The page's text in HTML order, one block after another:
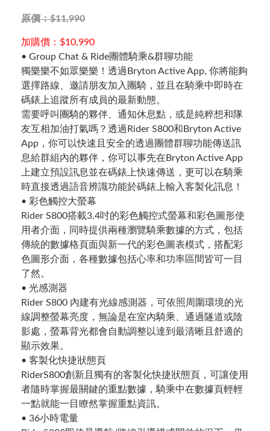
原價：$11,990
加購價：$10,990
• Group Chat & Ride團體騎乘&群聊功能
獨樂樂不如眾樂樂！透過Bryton Active App, 你將能夠
選擇路線、邀請朋友加入團騎，並且在騎乘中即時在
碼錶上追蹤所有成員的最新動態。
需要呼叫團騎的夥伴、通知休息點，或是純粹想和隊
友互相加油打氣嗎？透過Rider S800和Bryton Active
App，你可以快速且安全的透過團體群聊功能傳送訊
息給群組內的夥伴，你可以事先在Bryton Active App
上建立預設訊息並在碼錶上快速傳送，更可以在騎乘
時直接透過語音辨識功能於碼錶上輸入客製化訊息！
• 彩色觸控大螢幕
Rider S800搭載3.4吋的彩色觸控式螢幕和彩色圖形使
用者介面，同時提供兩種瀏覽騎乘數據的方式，包括
傳統的數據格頁面與新一代的彩色圖表模式，搭配彩
色圖形介面，各種數據包括心率和功率區間皆可一目
了然。
• 光感測器
Rider S800 內建有光線感測器，可依照周圍環境的光
線調整螢幕亮度，無論是在室內騎乘、通過隧道或陰
影處，螢幕背光都會自動調整以達到最清晰且舒適的
顯示效果。
• 客製化快捷狀態頁
RiderS800創新且獨有的客製化快捷狀態頁，可讓使用
者隨時掌握最關鍵的重點數據，騎乘中在數據頁輕輕
一點就能一目瞭然掌握重點資訊。
• 36小時電量